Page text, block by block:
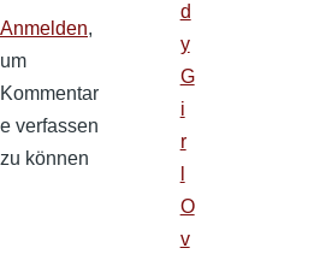
Anmelden,
um
Kommentar
e verfassen
zu können
d
y
G
i
r
O
v